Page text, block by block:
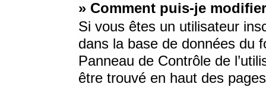
» Comment puis-je
Si vous êtes un utilisateur
dans la base de données du
Panneau de Contrôle de
être trouvé en haut des